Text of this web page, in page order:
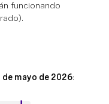
funcionando
de mayo de 2026: